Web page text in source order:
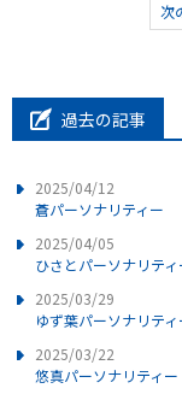
次
過去の記事
2025/04/12
蒼パーソナリティー
2025/04/05
ひさとパーソナリティ
2025/03/29
ゆず葉パーソナリティ
2025/03/22
悠真パーソナリティー